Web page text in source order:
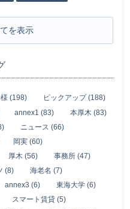
を表示
(198)
ピックアップ (188)
annex1 (83)
本厚木 (83)
ニュース (66)
岡実 (60)
厚木 (56)
事務所 (47)
(8)
海老名 (7)
annex3 (6)
東海大学 (6)
スマート賃貸 (5)